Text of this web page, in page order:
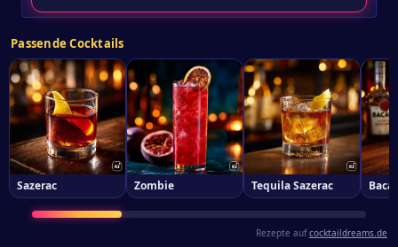
Passende Cocktails
Sazerac Zombie Tequila Sazerac
Rezepte aufcocktaildreams.de